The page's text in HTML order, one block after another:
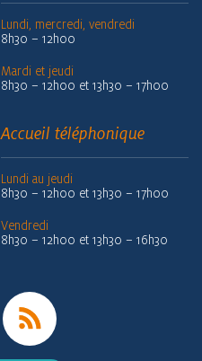
Lundi, mercredi, vendredi
8h30 – 12h00
Mardi et jeudi
8h30 – 12h00 et 13h30 – 17h00
Accueil téléphonique
Lundi au jeudi
8h30 – 12h00 et 13h30 – 17h00
Vendredi
8h30 – 12h00 et 13h30 – 16h30